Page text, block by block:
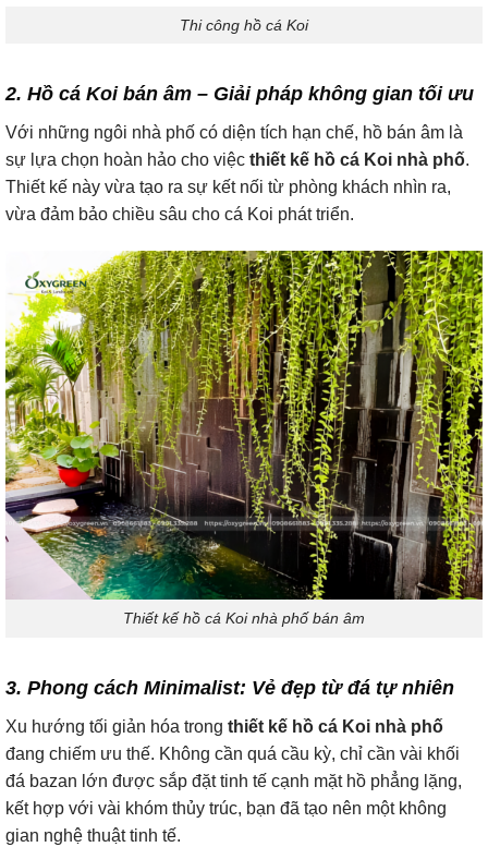
Thi công hồ cá Koi
2. Hồ cá Koi bán âm – Giải pháp không gian tối ưu
Với những ngôi nhà phố có diện tích hạn chế, hồ bán âm là
sự lựa chọn hoàn hảo cho việc thiết kế hồ cá Koi nhà phố.
Thiết kế này vừa tạo ra sự kết nối từ phòng khách nhìn ra,
vừa đảm bảo chiều sâu cho cá Koi phát triển.
Thiết kế hồ cá Koi nhà phố bán âm
3. Phong cách Minimalist: Vẻ đẹp từ đá tự nhiên
Xu hướng tối giản hóa trong thiết kế hồ cá Koi nhà phố
đang chiếm ưu thế. Không cần quá cầu kỳ, chỉ cần vài khối
đá bazan lớn được sắp đặt tinh tế cạnh mặt hồ phẳng lặng,
kết hợp với vài khóm thủy trúc, bạn đã tạo nên một không
gian nghệ thuật tinh tế.